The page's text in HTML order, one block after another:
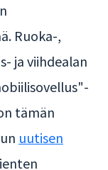
Ruoka-,
ja viihdealan
tämän
uutisen